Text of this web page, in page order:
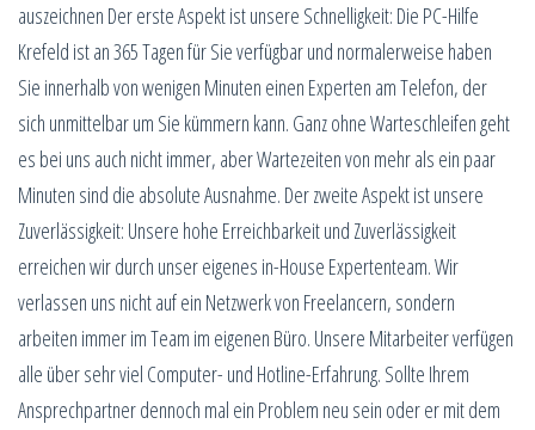
auszeichnen Der erste Aspekt ist unsere Schnelligkeit: Die PC-Hilfe
Krefeld ist an 365 Tagen für Sie verfügbar und normalerweise haben
Sie innerhalb von wenigen Minuten einen Experten am Telefon, der
sich unmittelbar um Sie kümmern kann. Ganz ohne Warteschleifen geht
es bei uns auch nicht immer, aber Wartezeiten von mehr als ein paar
Minuten sind die absolute Ausnahme. Der zweite Aspekt ist unsere
Zuverlässigkeit: Unsere hohe Erreichbarkeit und Zuverlässigkeit
erreichen wir durch unser eigenes in-House Expertenteam. Wir
verlassen uns nicht auf ein Netzwerk von Freelancern, sondern
arbeiten immer im Team im eigenen Büro. Unsere Mitarbeiter verfügen
alle über sehr viel Computer- und Hotline-Erfahrung. Sollte Ihrem
Ansprechpartner dennoch mal ein Problem neu sein oder er mit dem